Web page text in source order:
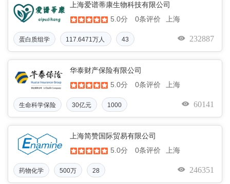
上海爱谱蒂康生物科技有限公司
5.0分
0条评价 上海
蛋白质组学
117.6471万人
民币
43 232887
华泰财产保险有限公司
5.0分
0条评价 上海
生命科学保险 30亿元 1000 60141
上海简赞国际贸易有限公司
5.0分
0条评价 上海
药物化学 500万 28 246351